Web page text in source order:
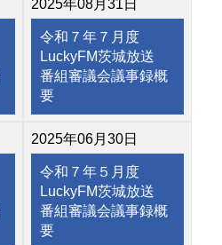
2025年08月31日
令和７年７月度
LuckyFM茨城放送
番組審議会議事録概
要
2025年06月30日
令和７年５月度
LuckyFM茨城放送
番組審議会議事録概
要